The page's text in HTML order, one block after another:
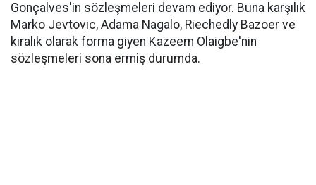
Gonçalves'in sözleşmeleri devam ediyor. Buna karşılık
Marko Jevtovic, Adama Nagalo, Riechedly Bazoer ve
kiralık olarak forma giyen Kazeem Olaigbe'nin
sözleşmeleri sona ermiş durumda.